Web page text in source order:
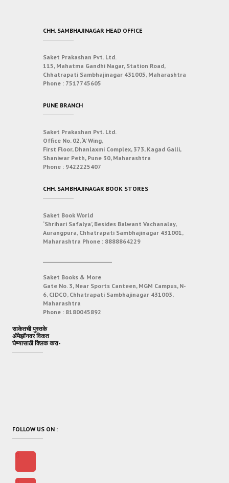
CHH. SAMBHAJINAGAR HEAD OFFICE
Saket Prakashan Pvt. Ltd.
115, Mahatma Gandhi Nagar, Station Road,
Chhatrapati Sambhajinagar 431005, Maharashtra
Phone : 7517745605
PUNE BRANCH
Saket Prakashan Pvt. Ltd.
Office No. 02, ‘A’ Wing,
First Floor, Dhanlaxmi Complex, 373, Kagad Galli,
Shaniwar Peth, Pune 30, Maharashtra
Phone : 9422225407
CHH. SAMBHAJINAGAR BOOK STORES
Saket Book World
‘Shrihari Safalya’, Besides Balwant Vachanalay,
Aurangpura, Chhatrapati Sambhajinagar 431001,
Maharashtra Phone : 8888864229
Saket Books & More
Gate No. 3, Near Sports Canteen, MGM Campus, N-
6, CIDCO, Chhatrapati Sambhajinagar 431003,
Maharashtra
Phone : 8180045892
साकेतची पुस्तके
अ‍ॅमेझॉनवर विकत
घेण्यासाठी क्लिक करा-
FOLLOW US ON :